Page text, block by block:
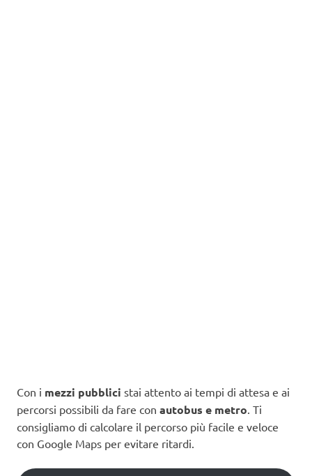
Con i mezzi pubblici stai attento ai tempi di attesa e ai
percorsi possibili da fare con autobus e metro. Ti
consigliamo di calcolare il percorso più facile e veloce
con Google Maps per evitare ritardi.